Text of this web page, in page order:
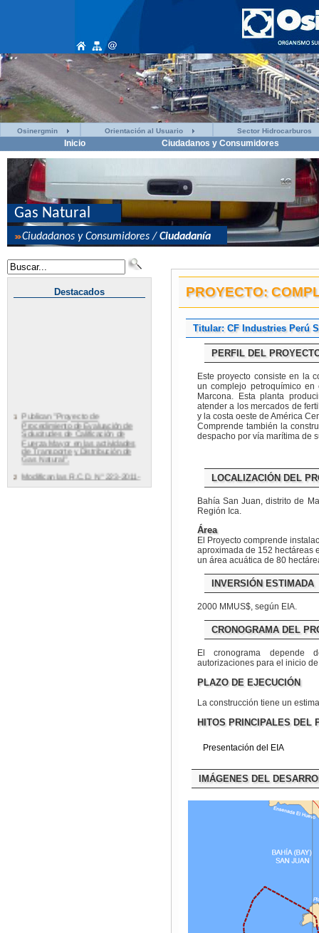
Osinergmin Orientación al Usuario Sector Hidrocarburos
Inicio Ciudadanos y Consumidores